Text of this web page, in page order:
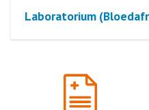
Laboratorium